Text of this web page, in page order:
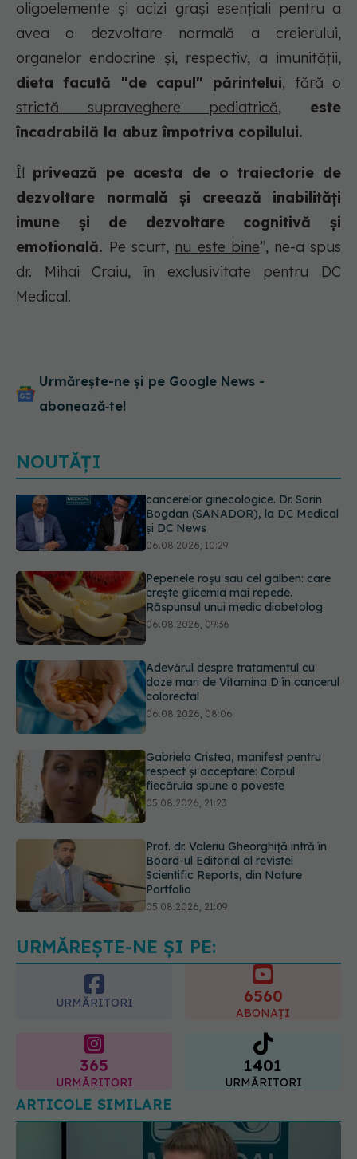
oligoelemente și acizi grași esențiali pentru a
avea o dezvoltare normală a creierului,
organelor endocrine și, respectiv, a imunității,
dieta facută "de capul" părintelui, fără o
strictă supraveghere pediatrică, este
încadrabilă la abuz împotriva copilului.
Îl privează pe acesta de o traiectorie de
dezvoltare normală și creează inabilități
imune și de dezvoltare cognitivă și
emotională. Pe scurt, nu este bine”, ne-a spus
dr. Mihai Craiu, în exclusivitate pentru DC
Medical.
Urmărește-ne și pe Google News -
abonează‑te!
NOUTĂȚI
Pepenele roșu sau cel galben: care
crește glicemia mai repede.
Răspunsul unui medic diabetolog
Adevărul despre tratamentul cu
doze mari de Vitamina D în cancerul
Gabriela Cristea, manifest pentru
respect și acceptare: Corpul
Prof. dr. Valeriu Gheorghiță intră în
Board-ul Editorial al revistei
05.08.2026, 21:09
EXCLUSIV Tratamentul modern al
cancerelor ginecologice. Dr. Sorin
Bogdan (SANADOR), la DC Medical
06.08.2026, 10:29
URMĂREȘTE-NE ȘI PE:
URMĂRITORI 6560
ABONAȚI
365
URMĂRITORI
1401
URMĂRITORI
ARTICOLE SIMILARE